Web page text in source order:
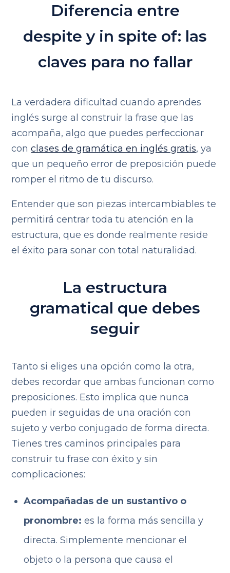
Diferencia entre
despite y in spite of: las
claves para no fallar
La verdadera dificultad cuando aprendes
inglés surge al construir la frase que las
acompaña, algo que puedes perfeccionar
conclases de gramática en inglés gratis, ya
que un pequeño error de preposición puede
romper el ritmo de tu discurso.
Entender que son piezas intercambiables te
permitirá centrar toda tu atención en la
estructura, que es donde realmente reside
el éxito para sonar con total naturalidad.
La estructura
gramatical que debes
seguir
Tanto si eliges una opción como la otra,
debes recordar que ambas funcionan como
preposiciones. Esto implica que nunca
pueden ir seguidas de una oración con
sujeto y verbo conjugado de forma directa.
Tienes tres caminos principales para
construir tu frase con éxito y sin
complicaciones:
Acompañadas de un sustantivo o
pronombre: es la forma más sencilla y
directa. Simplemente mencionar el
objeto o la persona que causa el